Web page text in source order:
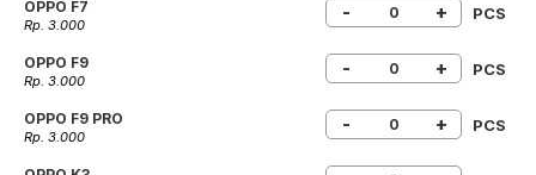
OPPO F7
Rp. 3.000
- + PCS
OPPO F9
Rp. 3.000
- + PCS
OPPO F9 PRO
Rp. 3.000
- + PCS